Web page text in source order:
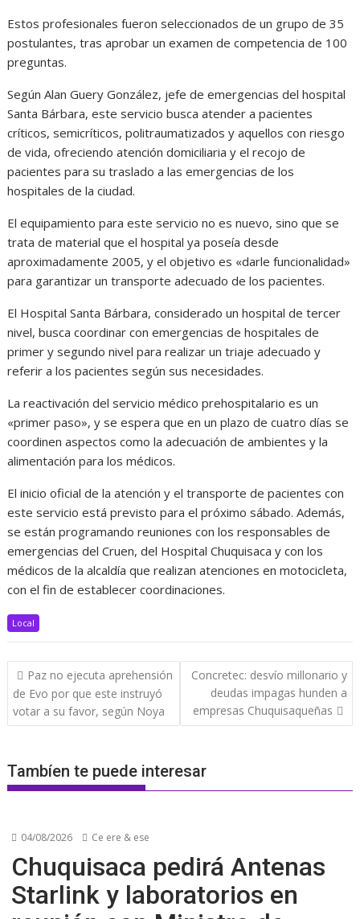
Estos profesionales fueron seleccionados de un grupo de 35
postulantes, tras aprobar un examen de competencia de 100
preguntas.
Según Alan Guery González, jefe de emergencias del hospital
Santa Bárbara, este servicio busca atender a pacientes
críticos, semicríticos, politraumatizados y aquellos con riesgo
de vida, ofreciendo atención domiciliaria y el recojo de
pacientes para su traslado a las emergencias de los
hospitales de la ciudad.
El equipamiento para este servicio no es nuevo, sino que se
trata de material que el hospital ya poseía desde
aproximadamente 2005, y el objetivo es «darle funcionalidad»
para garantizar un transporte adecuado de los pacientes.
El Hospital Santa Bárbara, considerado un hospital de tercer
nivel, busca coordinar con emergencias de hospitales de
primer y segundo nivel para realizar un triaje adecuado y
referir a los pacientes según sus necesidades.
La reactivación del servicio médico prehospitalario es un
«primer paso», y se espera que en un plazo de cuatro días se
coordinen aspectos como la adecuación de ambientes y la
alimentación para los médicos.
El inicio oficial de la atención y el transporte de pacientes con
este servicio está previsto para el próximo sábado. Además,
se están programando reuniones con los responsables de
emergencias del Cruen, del Hospital Chuquisaca y con los
médicos de la alcaldía que realizan atenciones en motocicleta,
con el fin de establecer coordinaciones.
Local
Navegación
de
entradas
Paz no ejecuta aprehensión
de Evo por que este instruyó
votar a su favor, según Noya
Concretec: desvío millonario y
deudas impagas hunden a
empresas Chuquisaqueñas
Tambíen te puede interesar
04/08/2026 Ce ere & ese
Chuquisaca pedirá Antenas
Starlink y laboratorios en